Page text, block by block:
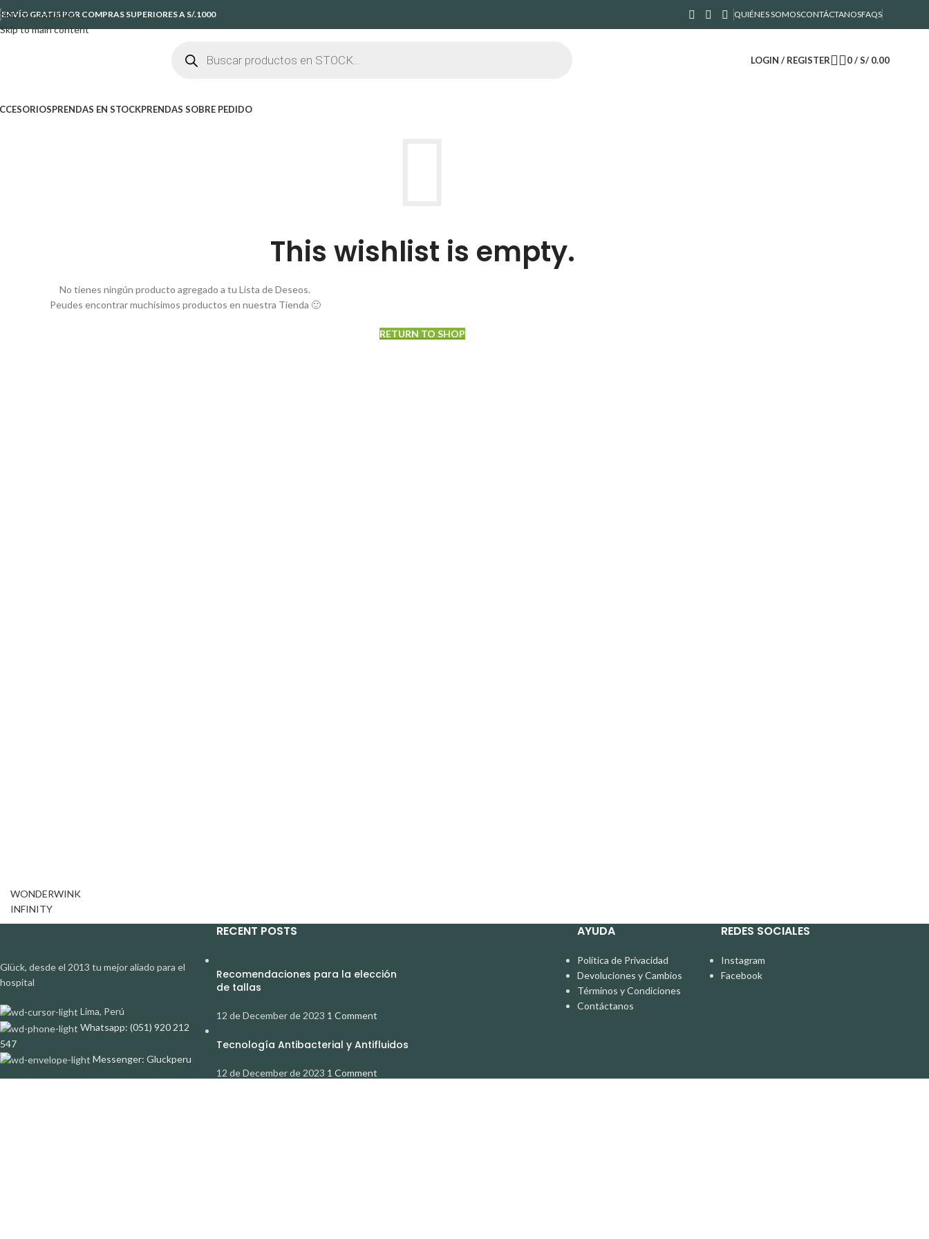
Skip to navigation
Skip to main content
ENVÍO GRATIS POR COMPRAS SUPERIORES A S/.1000 QUIÉNES SOMOSCONTÁCTANOSFAQS
LOGIN / REGISTER 0/ S/0.00
PRENDAS EN STOCKPRENDAS SOBRE PEDIDO
This wishlist is empty.
No tienes ningún producto agregado a tu Lista de Deseos.
Peudes encontrar muchísimos productos en nuestra Tienda 🙂
RETURN TO SHOP
WONDERWINK
INFINITY
Glück, desde el 2013 tu mejor aliado para el
hospital
Lima, Perú
Whatsapp: (051) 920 212
547
Messenger: Gluckperu
RECENT POSTS
Recomendaciones para la elección
de tallas
12 de December de 2023 1 Comment
Tecnología Antibacterial y Antifluidos
12 de December de 2023 1 Comment
AYUDA
Política de Privacidad
Devoluciones y Cambios
Términos y Condiciones
Contáctanos
REDES SOCIALES
Instagram
Facebook